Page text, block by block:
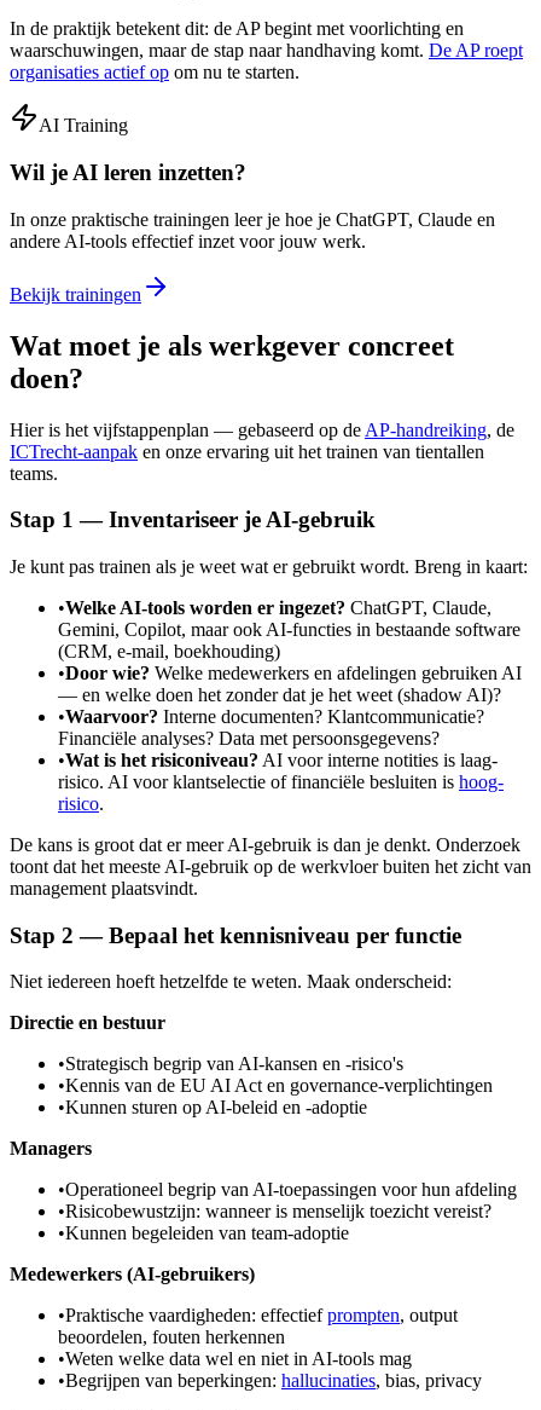
In de praktijk betekent dit: de AP begint met voorlichting en
waarschuwingen, maar de stap naar handhaving komt. De AP roept
organisaties actief op om nu te starten.
AI Training
Wil je AI leren inzetten?
In onze praktische trainingen leer je hoe je ChatGPT, Claude en
andere AI-tools effectief inzet voor jouw werk.
Bekijk trainingen
Wat moet je als werkgever concreet
doen?
Hier is het vijfstappenplan — gebaseerd op de AP-handreiking, de
ICTrecht-aanpak en onze ervaring uit het trainen van tientallen
teams.
Stap 1 — Inventariseer je AI-gebruik
Je kunt pas trainen als je weet wat er gebruikt wordt. Breng in kaart:
•Welke AI-tools worden er ingezet? ChatGPT, Claude,
Gemini, Copilot, maar ook AI-functies in bestaande software
(CRM, e-mail, boekhouding)
•Door wie? Welke medewerkers en afdelingen gebruiken AI
— en welke doen het zonder dat je het weet (shadow AI)?
•Waarvoor? Interne documenten? Klantcommunicatie?
Financiële analyses? Data met persoonsgegevens?
•Wat is het risiconiveau? AI voor interne notities is laag-
risico. AI voor klantselectie of financiële besluiten is hoog-
risico.
De kans is groot dat er meer AI-gebruik is dan je denkt. Onderzoek
toont dat het meeste AI-gebruik op de werkvloer buiten het zicht van
management plaatsvindt.
Stap 2 — Bepaal het kennisniveau per functie
Niet iedereen hoeft hetzelfde te weten. Maak onderscheid:
Directie en bestuur
•Strategisch begrip van AI-kansen en -risico's
•Kennis van de EU AI Act en governance-verplichtingen
•Kunnen sturen op AI-beleid en -adoptie
Managers
•Operationeel begrip van AI-toepassingen voor hun afdeling
•Risicobewustzijn: wanneer is menselijk toezicht vereist?
•Kunnen begeleiden van team-adoptie
Medewerkers (AI-gebruikers)
•Praktische vaardigheden: effectiefprompten, output
beoordelen, fouten herkennen
•Weten welke data wel en niet in AI-tools mag
•Begrijpen van beperkingen: hallucinaties, bias, privacy